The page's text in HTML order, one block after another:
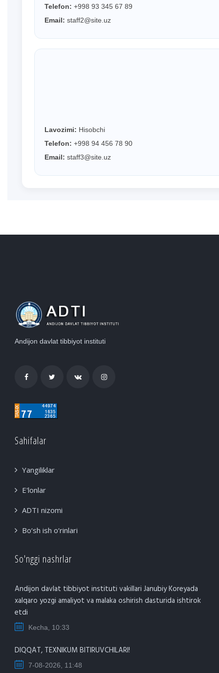
Telefon: +998 93 345 67 89
Email: staff2@site.uz
Lavozimi: Hisobchi
Telefon: +998 94 456 78 90
Email: staff3@site.uz
Andijon davlat tibbiyot instituti
Sahifalar
Yangiliklar
E'lonlar
ADTI nizomi
Bo‘sh ish o‘rinlari
So'nggi nashrlar
Andijon davlat tibbiyot instituti vakillari Janubiy Koreyada
xalqaro yozgi amaliyot va malaka oshirish dasturida ishtirok
etdi
Kecha, 10:33
DIQQAT, TEXNIKUM BITIRUVCHILARI!
7-08-2026, 11:48